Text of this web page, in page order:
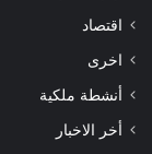
اقتصاد
اخرى
أنشطة ملكية
أخر الاخبار